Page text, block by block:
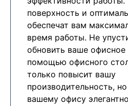
поверхность и
обеспечат вам
время работы. Не
обновить ваше офисное
помощью офисного
только повысит вашу
производительность,
вашему офису